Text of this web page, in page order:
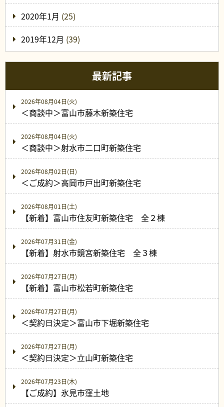
2020年1月 (25)
2019年12月 (39)
最新記事
2026年08月04日(火)
＜商談中＞富山市藤木新築住宅
2026年08月04日(火)
＜商談中＞射水市二口町新築住宅
2026年08月02日(日)
＜ご成約＞高岡市戸出町新築住宅
2026年08月01日(土)
【新着】富山市住友町新築住宅 全２棟
2026年07月31日(金)
【新着】射水市鏡宮新築住宅 全３棟
2026年07月27日(月)
【新着】富山市松若町新築住宅
2026年07月27日(月)
＜契約日決定＞富山市下堀新築住宅
2026年07月27日(月)
＜契約日決定＞立山町新築住宅
2026年07月23日(木)
【ご成約】氷見市窪土地